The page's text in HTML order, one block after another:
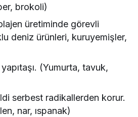
brokoli)
üretiminde görevli
deniz ürünleri, kuruyemişler,
(Yumurta, tavuk,
serbest radikallerden korur.
nar, ıspanak)